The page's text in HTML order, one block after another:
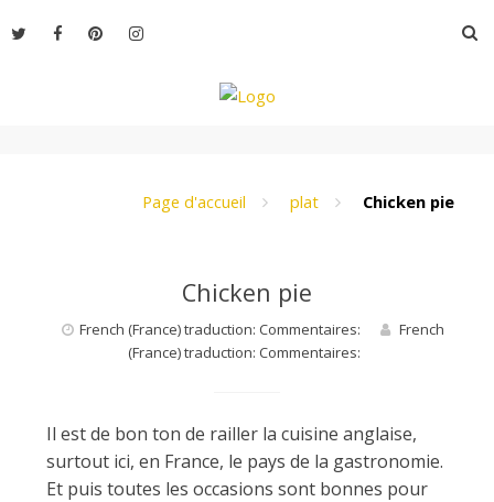
au
Page d'accueil plat Chicken pie
Chicken pie
French (France) traduction: Commentaires:
French
(France) traduction: Commentaires:
Il est de bon ton de railler la cuisine anglaise,
surtout ici, en France, le pays de la gastronomie.
Et puis toutes les occasions sont bonnes pour